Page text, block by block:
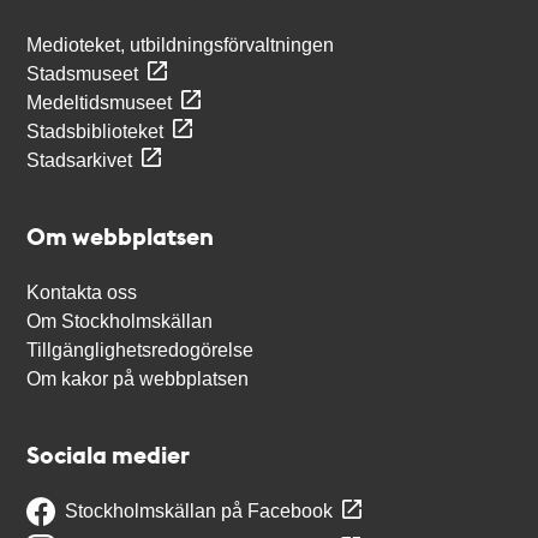
Medioteket, utbildningsförvaltningen
Stadsmuseet
Medeltidsmuseet
Stadsbiblioteket
Stadsarkivet
Om webbplatsen
Kontakta oss
Om Stockholmskällan
Tillgänglighetsredogörelse
Om kakor på webbplatsen
Sociala medier
Stockholmskällan på Facebook